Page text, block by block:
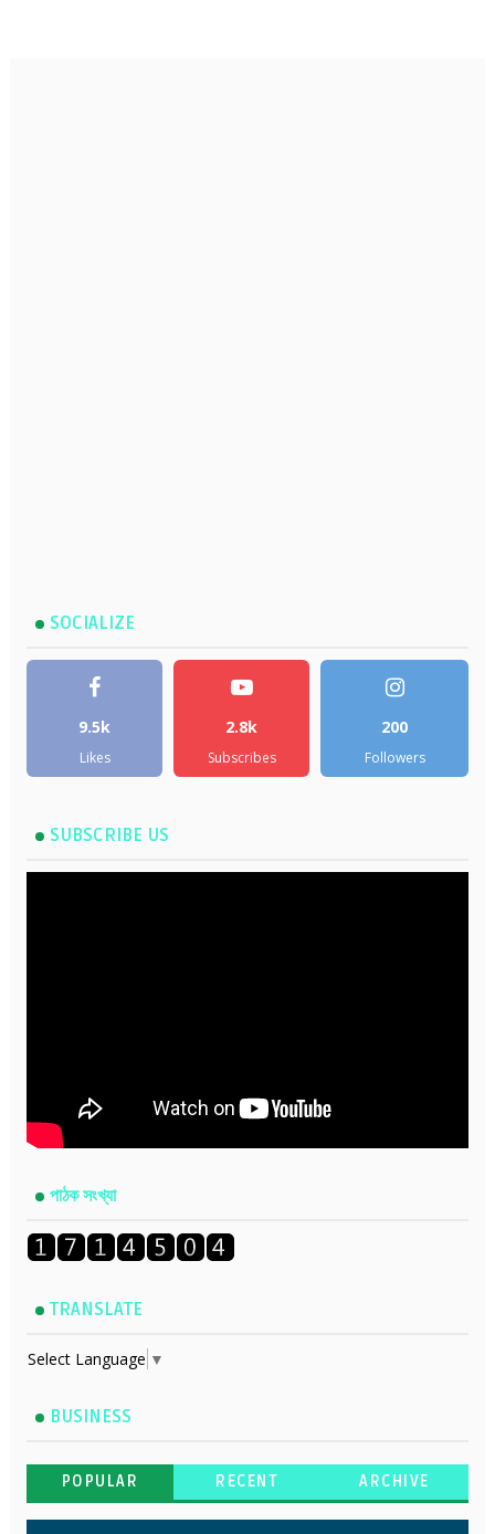
SOCIALIZE
9.5k
Likes
2.8k
Subscribes
200
Followers
SUBSCRIBE US
পাঠক সংখ্যা
TRANSLATE
Select Language ▼
BUSINESS
POPULAR RECENT ARCHIVE